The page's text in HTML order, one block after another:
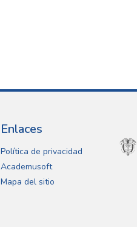
Enlaces
Política de privacidad
Academusoft
Mapa del sitio